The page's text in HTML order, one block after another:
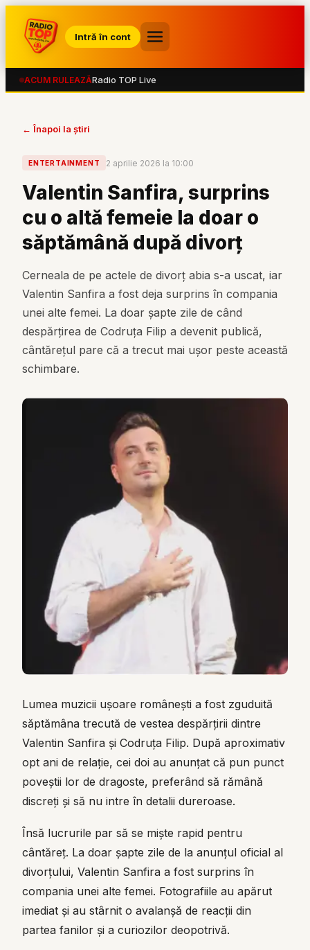
Intră în cont
ACUM RULEAZĂRadio TOP Live
← Înapoi la știri
ENTERTAINMENT 2 aprilie 2026 la 10:00
Valentin Sanfira, surprins
cu o altă femeie la doar o
săptămână după divorț
Cerneala de pe actele de divorț abia s-a uscat, iar
Valentin Sanfira a fost deja surprins în compania
unei alte femei. La doar șapte zile de când
despărțirea de Codruța Filip a devenit publică,
cântărețul pare că a trecut mai ușor peste această
schimbare.
Lumea muzicii ușoare românești a fost zguduită
săptămâna trecută de vestea despărțirii dintre
Valentin Sanfira și Codruța Filip. După aproximativ
opt ani de relație, cei doi au anunțat că pun punct
poveștii lor de dragoste, preferând să rămână
discreți și să nu intre în detalii dureroase.
Însă lucrurile par să se miște rapid pentru
cântăreț. La doar șapte zile de la anunțul oficial al
divorțului, Valentin Sanfira a fost surprins în
compania unei alte femei. Fotografiile au apărut
imediat și au stârnit o avalanșă de reacții din
partea fanilor și a curiozilor deopotrivă.